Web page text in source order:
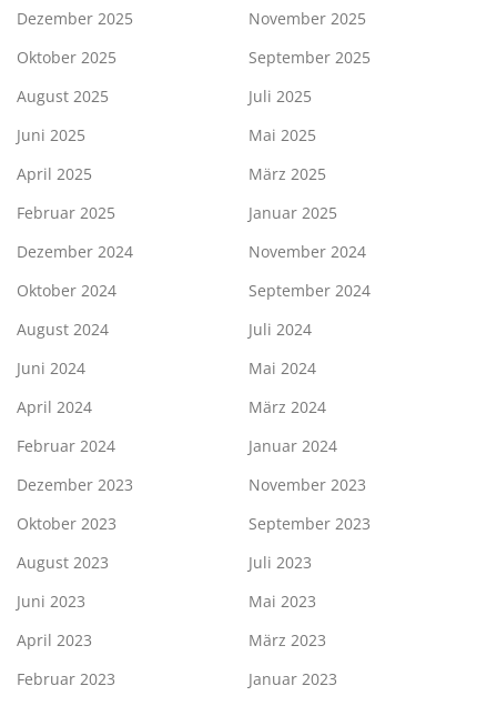
Dezember 2025
November 2025
Oktober 2025
September 2025
August 2025
Juli 2025
Juni 2025
Mai 2025
April 2025
März 2025
Februar 2025
Januar 2025
Dezember 2024
November 2024
Oktober 2024
September 2024
August 2024
Juli 2024
Juni 2024
Mai 2024
April 2024
März 2024
Februar 2024
Januar 2024
Dezember 2023
November 2023
Oktober 2023
September 2023
August 2023
Juli 2023
Juni 2023
Mai 2023
April 2023
März 2023
Februar 2023
Januar 2023